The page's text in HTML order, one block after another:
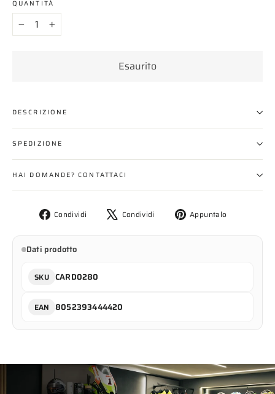
QUANTITÀ
+
Esaurito
DESCRIZIONE
SPEDIZIONE
HAI DOMANDE? CONTATTACI
Condividi
Condividi
Facebook
Condividi
Twitta
X
Appuntalo
pin
Dati prodotto
SKU CARD0280
EAN 8052393444420